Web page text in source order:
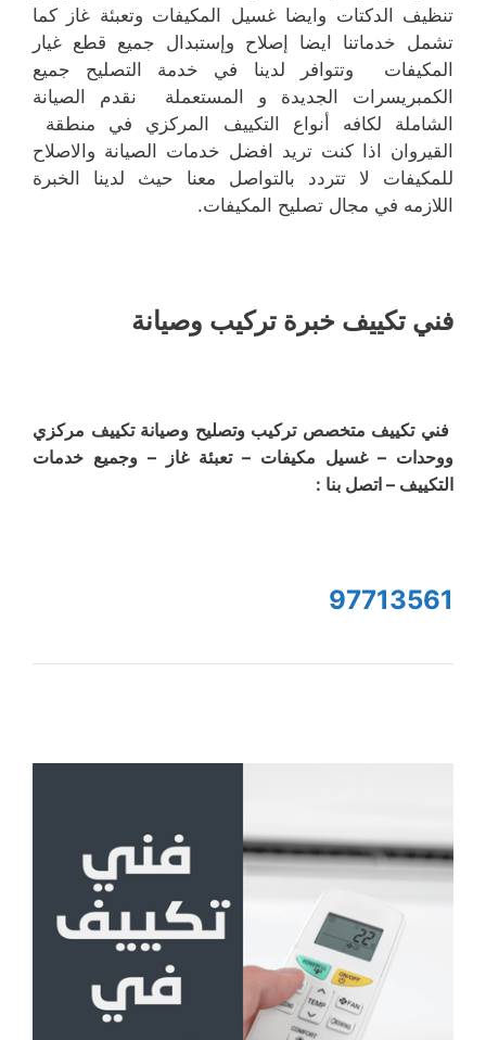
تنظيف الدكتات وايضا غسيل المكيفات وتعبئة غاز كما
تشمل خدماتنا ايضا إصلاح وإستبدال جميع قطع غيار
المكيفات وتتوافر لدينا في خدمة التصليح جميع
الكمبريسرات الجديدة و المستعملة نقدم الصيانة
الشاملة لكافه أنواع التكييف المركزي في منطقة
القيروان اذا كنت تريد افضل خدمات الصيانة والاصلاح
للمكيفات لا تتردد بالتواصل معنا حيث لدينا الخبرة
اللازمه في مجال تصليح المكيفات.
فني تكييف خبرة تركيب وصيانة
فني تكييف متخصص تركيب وتصليح وصيانة تكييف مركزي
ووحدات – غسيل مكيفات – تعبئة غاز – وجميع خدمات
التكييف – اتصل بنا :
97713561